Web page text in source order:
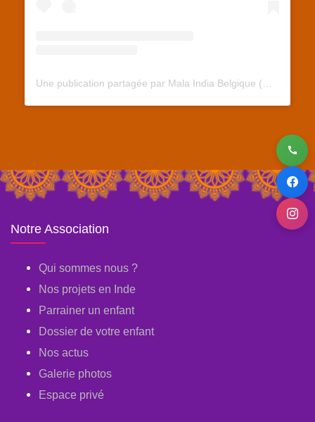
Notre Association
Qui sommes nous ?
Nos projets en Inde
Parrainer un enfant
Dossier de votre enfant
Nos actus
Galerie photos
Espace privé